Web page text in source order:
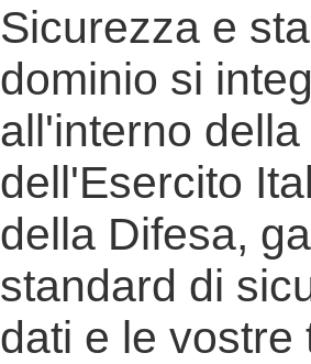
Sicurezza e
dominio si
all'interno
dell'Esercito
della Difesa,
standard di
dati e le vostre